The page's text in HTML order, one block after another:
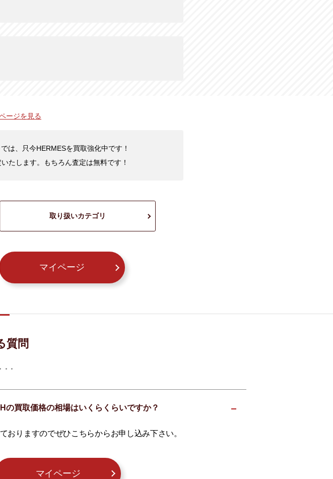
ージを見る
は、只今HERMESを買取強化中です！
たします。もちろん査定は無料です！
取り扱いカテゴリ
マイページ
質問
の買取価格の相場はいくらくらいですか？
りますのでぜひこちらからお申し込み下さい。
マイページ